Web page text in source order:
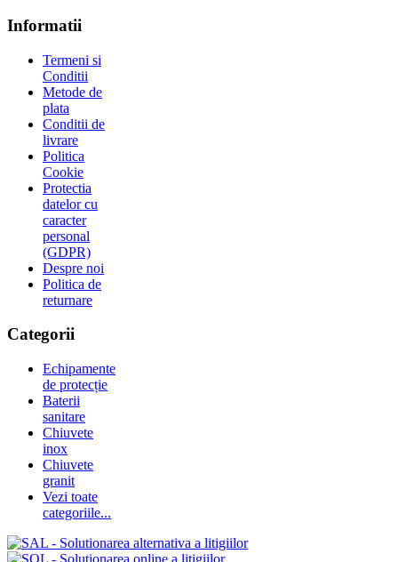
Informatii
Termeni si
Conditii
Metode de
plata
Conditii de
livrare
Politica
Cookie
Protectia
datelor cu
caracter
personal
(GDPR)
Despre noi
Politica de
returnare
Categorii
Echipamente
de protecție
Baterii
sanitare
Chiuvete
inox
Chiuvete
granit
Vezi toate
categoriile...